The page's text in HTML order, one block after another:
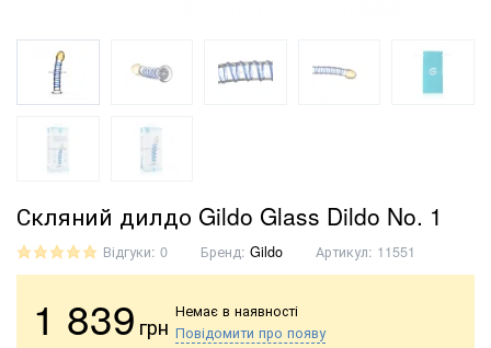
Скляний дилдо Gildo Glass Dildo No. 1
Відгуки: 0 Бренд: Gildo Артикул: 11551
1 839 грн
Немає в наявності
Повідомити про появу